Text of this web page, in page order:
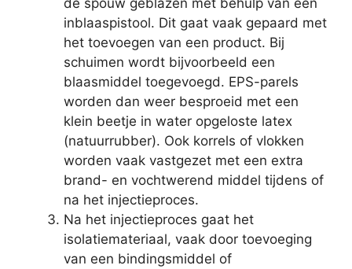
inblaaspistool. Dit gaat vaak gepaard met
het toevoegen van een product. Bij
schuimen wordt bijvoorbeeld een
blaasmiddel toegevoegd. EPS-parels
worden dan weer besproeid met een
klein beetje in water opgeloste latex
(natuurrubber). Ook korrels of vlokken
worden vaak vastgezet met een extra
brand- en vochtwerend middel tijdens of
na het injectieproces.
Na het injectieproces gaat het
isolatiemateriaal, vaak door toevoeging
van een bindingsmiddel of